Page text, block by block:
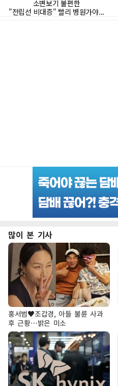
많이 본 기사
홍서범♥조갑경, 아들 불륜 사과
후 근황…밝은 미소